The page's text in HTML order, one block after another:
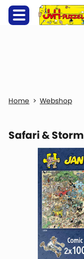
Webshop
Safari &